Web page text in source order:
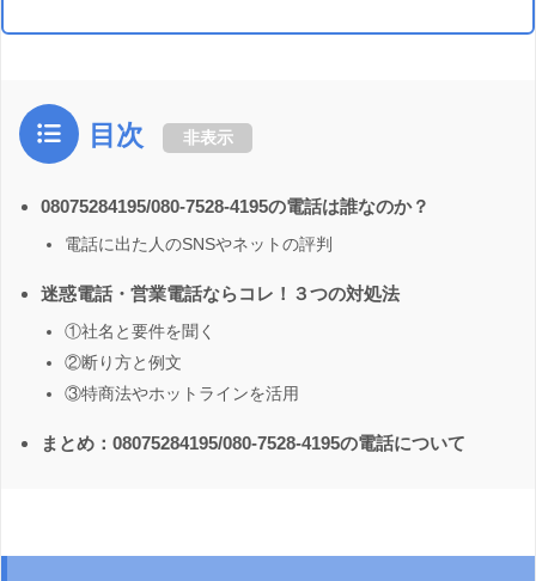
目次 非表示
08075284195/080-7528-4195の電話は誰なのか？
電話に出た人のSNSやネットの評判
迷惑電話・営業電話ならコレ！３つの対処法
①社名と要件を聞く
②断り方と例文
③特商法やホットラインを活用
まとめ：08075284195/080-7528-4195の電話について